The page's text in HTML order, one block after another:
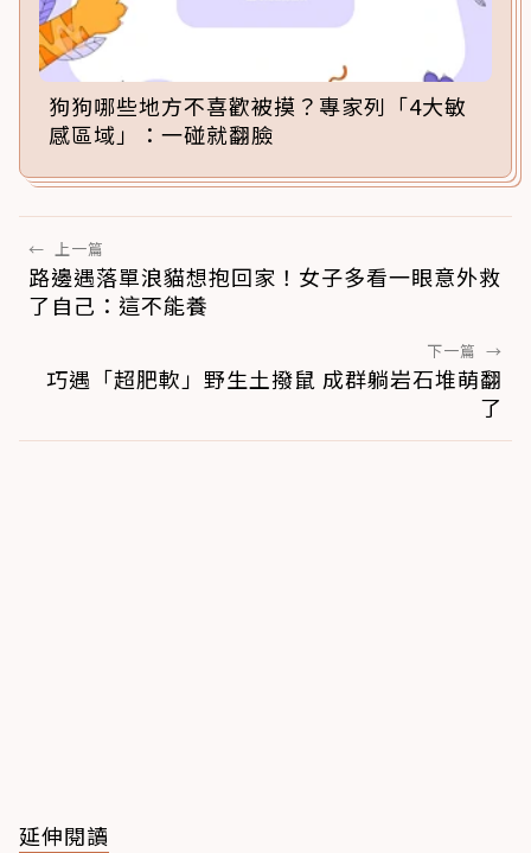
狗狗哪些地方不喜歡被摸？專家列「4大敏
感區域」：一碰就翻臉
← 上一篇
路邊遇落單浪貓想抱回家！女子多看一眼意外救
了自己：這不能養
下一篇 →
巧遇「超肥軟」野生土撥鼠 成群躺岩石堆萌翻
了
延伸閱讀